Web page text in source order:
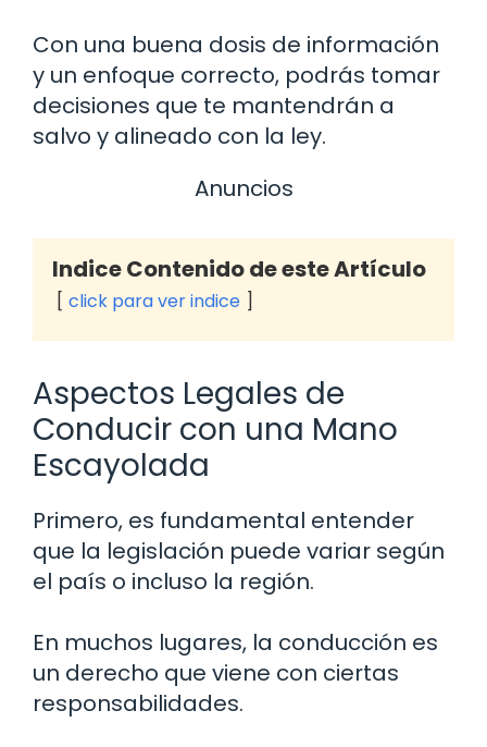
Con una buena dosis de información
y un enfoque correcto, podrás tomar
decisiones que te mantendrán a
salvo y alineado con la ley.
Anuncios
Indice Contenido de este Artículo
click para ver indice
Aspectos Legales de
Conducir con una Mano
Escayolada
Primero, es fundamental entender
que la legislación puede variar según
el país o incluso la región.
En muchos lugares, la conducción es
un derecho que viene con ciertas
responsabilidades.